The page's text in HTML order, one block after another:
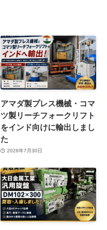
アマダ製プレス機械・コマ
ツ製リーチフォークリフト
をインド向けに輸出しまし
た
2026年7月30日